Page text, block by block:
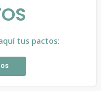
tus pactos: